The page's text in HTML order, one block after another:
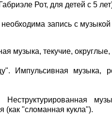
Рот, для детей с 5
запись с
музыка, текучие,
Импульсивная музыка,
(как "сломанная кукла").